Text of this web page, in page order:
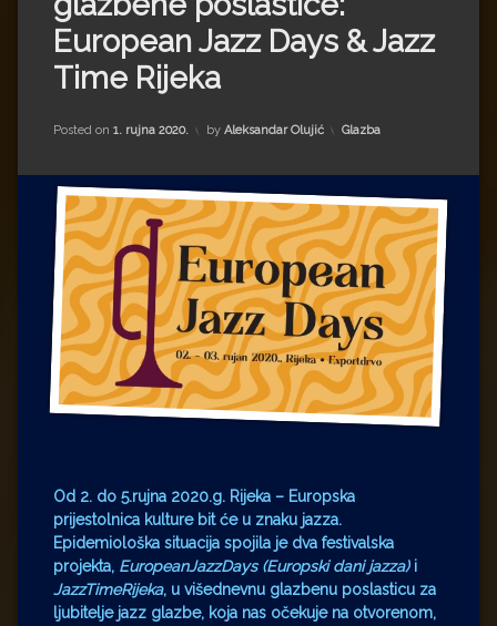
Impressum
Milenko Strižak
Drugi autori
Drugi autori
Željko Krznarić
Mario Lovreković
Miroslav Šantek
European Jazz Days & Jazz
Time Rijeka
Posted on 1. rujna 2020. by Aleksandar Olujić Kategorije:
Glazba
Od 2. do 5.rujna 2020.g. Rijeka – Europska
prijestolnica kulture bit će u znaku jazza.
Epidemiološka situacija spojila je dva festivalska
projekta, EuropeanJazzDays (Europski dani jazza)i
JazzTimeRijeka, u višednevnu glazbenu poslasticu za
ljubitelje jazz glazbe, koja nas očekuje na otvorenom,